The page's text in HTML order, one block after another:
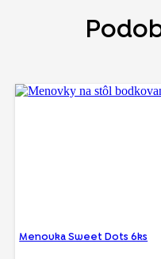
Menovka Sweet Dots 6ks